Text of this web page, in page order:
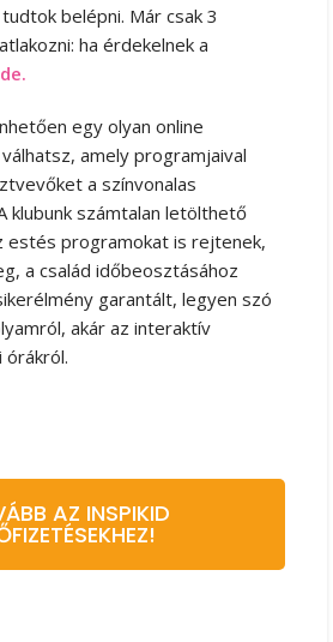
belépni. Már csak 3
ha érdekelnek a
egy olyan online
amely programjaival
a színvonalas
klubunk számtalan letölthető
estés programokat is rejtenek,
a család időbeosztásához
garantált, legyen szó
akár az interaktív
AZ INSPIKID